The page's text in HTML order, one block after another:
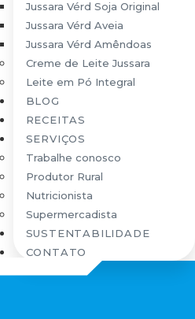
Jussara Vérd Soja Original
Jussara Vérd Aveia
Jussara Vérd Amêndoas
Creme de Leite Jussara
Leite em Pó Integral
BLOG
RECEITAS
SERVIÇOS
Trabalhe conosco
Produtor Rural
Nutricionista
Supermercadista
SUSTENTABILIDADE
CONTATO